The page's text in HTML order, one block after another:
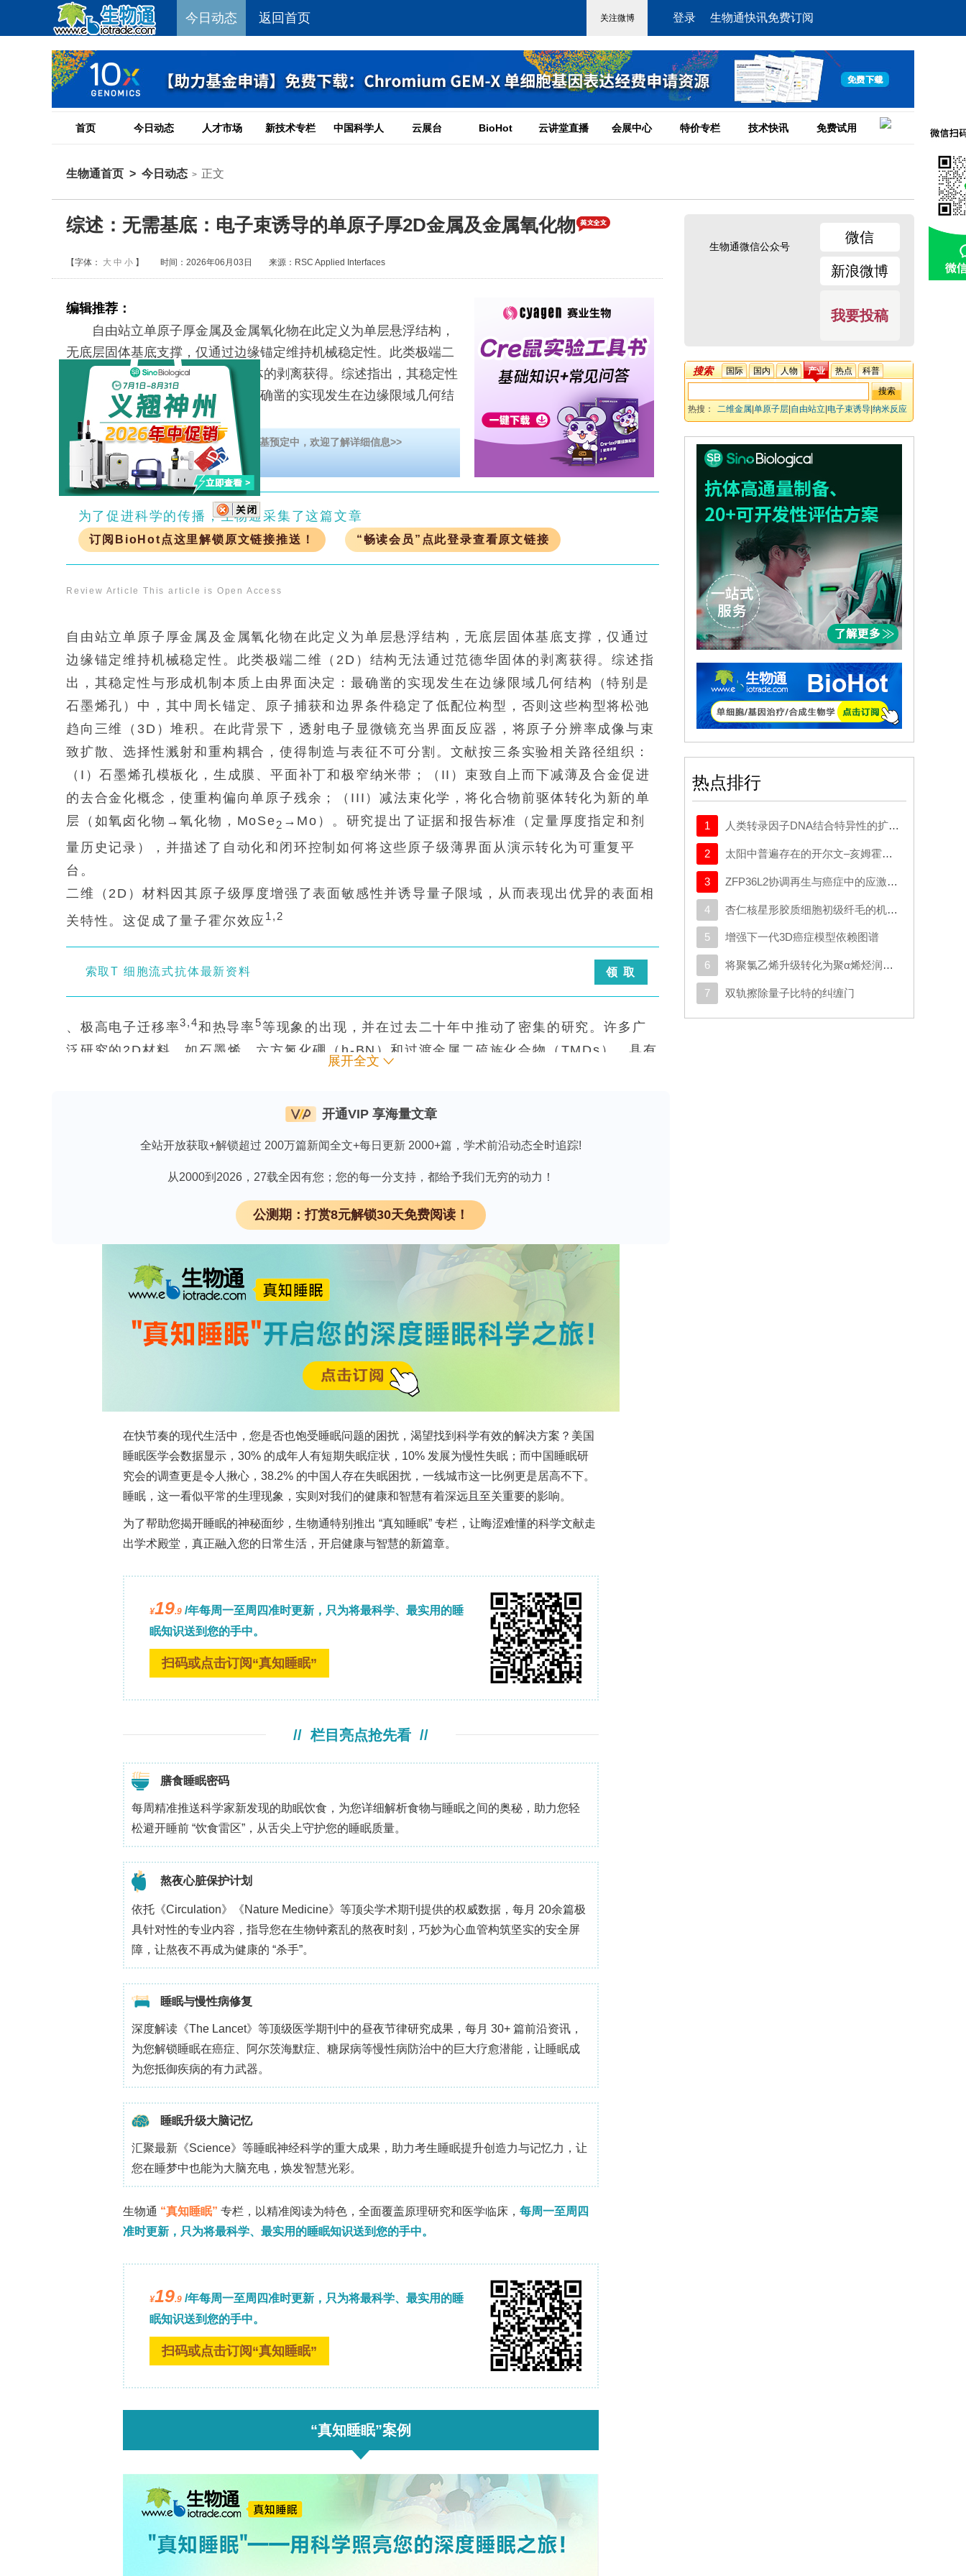
今日动态 返回首页 登录 生物通快讯免费订阅
首页 今日动态 人才市场 新技术专栏 中国科学人 云展台 BioHot 云讲堂直播 会展中心 特价专栏 技术快讯 免费试用
生物通首页 > 今日动态 > 正文
综述：无需基底：电子束诱导的单原子厚2D金属及金属氧化物
【字体： 大 中 小 】 时间：2026年06月03日 来源：RSC Applied Interfaces
编辑推荐：
自由站立单原子厚金属及金属氧化物在此定义为单层悬浮结构，
无底层固体基底支撑，仅通过边缘锚定维持机械稳定性。此类极端二
维（2D）结构无法通过范德华固体的剥离获得。综述指出，其稳定性
与形成机制本质上由界面决定：最确凿的实现发生在边缘限域几何结
构（特别是石墨烯孔）中
义翘神州StemVive人肺泡类器官扩增培养基预定中，欢迎了解详细信息>>
为了促进科学的传播，生物通采集了这篇文章
订阅BioHot点这里解锁原文链接推送！ “畅读会员”点此登录查看原文链接
Review Article This article is Open Access
自由站立单原子厚金属及金属氧化物在此定义为单层悬浮结构，无底层固体基底支撑，仅通过
边缘锚定维持机械稳定性。此类极端二维（2D）结构无法通过范德华固体的剥离获得。综述指
出，其稳定性与形成机制本质上由界面决定：最确凿的实现发生在边缘限域几何结构（特别是
石墨烯孔）中，其中周长锚定、原子捕获和边界条件稳定了低配位构型，否则这些构型将松弛
趋向三维（3D）堆积。在此背景下，透射电子显微镜充当界面反应器，将原子分辨率成像与束
致扩散、选择性溅射和重构耦合，使得制造与表征不可分割。文献按三条实验相关路径组织：
（I）石墨烯孔模板化，生成膜、平面补丁和极窄纳米带；（II）束致自上而下减薄及合金促进
的去合金化概念，使重构偏向单原子残余；（III）减法束化学，将化合物前驱体转化为新的单
层（如氧卤化物→氧化物，MoSe2 →Mo）。研究提出了证据和报告标准（定量厚度指定和剂
量历史记录），并描述了自动化和闭环控制如何将这些原子级薄界面从演示转化为可重复平
台。
二维（2D）材料因其原子级厚度增强了表面敏感性并诱导量子限域，从而表现出优异的表面相
关特性。这促成了量子霍尔效应 1,2
索取T 细胞流式抗体最新资料 领 取
、极高电子迁移率3,4和热导率5等现象的出现，并在过去二十年中推动了密集的研究。许多广
泛研究的2D材料，如石墨烯、六方氮化硼（h-BN）和过渡金属二硫族化合物（TMDs），具有
常倾向于三维（3D）密堆积结构，因此预计不会剥离形成稳定的2D形式。因此，大多数2D材
料研究历史上侧重于范德华固体。
对于真正的自由站立单原子厚金属和氧化物，电子显微镜不仅是成像平台，也是界面反应器：
电子束将能量和动量直接耦合到原子级薄样品中，其两个表面暴露（通常向真空），其周界由
界面（如石墨烯孔边缘）定义。在这种几何结构中，束流可以同时将形成、稳定瞬态构型和驱
动降解结合起来，因此机制清晰性和仔细报告辐照条件至关重要
。电子辐照（来自成像电
子束）可以通过几种途径影响样品，通常分为（i）弹性（碰撞）碰撞，可位移原子并引起溅
射，以及（ii）非弹性过程，包括电离/辐射分解、电子激发、静电充电和束致加热37；此外，
碳氢化合物污染和束致表面扩散强烈影响暴露界面处的结果
程被放大，因为几乎没有块体物质来耗散能量，且边缘、缺陷和界面提供低配位位点，使原子
重排变得容易。
在石墨烯孔模板化中，通常决定的活性区域是石墨烯-真空界面，特别是沿孔周长，其中束致迁
移和重构可以将吸附原子和团簇重组为悬浮膜。这种行为以在透射电子显微镜（TEM）辐照下
石墨烯孔内自由站立铁（Fe）膜的形成26为例。对于氧化物相关路径，束流既可以作为结构重
组者，也可以通过键断裂和脱附触发化学。在石墨烯孔系统中，电子辐照可以促进氧化锌
（ZnO）重排为悬浮在石墨烯孔中的类石墨烯（六边形）单层，反映出束致重构过程而非剥离
。在本征氧化物路径中，电子辐照可以诱导悬浮氧卤化物的选择性脱卤，随后晶格弛豫，在
扫描透射电子显微镜（STEM）条件下产生自由站立单层氧化物（MOX → MO）36
。在合金/
减薄方法中，相同的物理框架适用于选择性去除（通过碰撞/溅射）结合较弱的成分，从而留下
重构的单原子金属区域，同样受局部界面化学、缺陷密度和辐照剂量历史支配37,38
自由站立单原子厚2D金属膜在石墨烯孔中
石墨烯孔提供了一种罕见的实验几何结构，元素金属可以满足我们严格的自由站立定义：原子
级薄金属区域跨越开口而无底层固体基底，机械稳定性仅通过石墨烯边缘界面的周长锚定提
供。在这种设置中，孔周长作为界面定义的边界条件，（i）定位移动原子，（ii）约束面外弛
豫，以及（iii）稳定低配位金属构型，否则这些构型会发生面外致密化和3D聚集形成密堆积团
簇。因此，石墨烯孔中的单原子金属膜应被视为界面稳定、束辅助组装的相，而不是范德华单
层的剥离类似物
。
界面控制的束下组装
形成路径通常是耦合序列：（1）局部原子储层（吸附原子、纳米颗粒或分解前驱体）存在于石
墨烯上/附近；（2）电子辐照激活表面扩散和界面质量传输；（3）原子在孔周长被捕获，其中
与边缘位点的键合和几何限域降低了对2D配位的有效惩罚；（4）横向有序/重构产生跨越孔的
悬浮单层。在此状态下，束具有双重特征，即同时作为计量学（原子分辨率成像和光谱学）和
作为过程驱动器（扩散、键重排和元素选择性原子损失）。特别是当原子储层是化合物（如氧
化物）或合金时，电子辐照可以驱动选择性原子去除（优先溅射和/或束致脱附），将局部组成
向更抗辐照的成分移动，并促进界面转化（如CrO → Cr），随后在孔边缘重构为单层
这解释了为何可重现的形成需要在电压/剂量/剂量率和边缘条件下具有狭窄的操作窗口
铁和铬作为跨孔2D金属膜的典型代表
第一个广泛认可的实验证据是原位形成悬浮在石墨烯孔中的结晶单原子厚Fe膜26 。虽然存在理
论解释认为观察到的结构可能是石墨烯孔中稳定的二维铁碳化物相
，但原始研究中的电子能
量损失光谱（EELS）并未指示膜区域中存在碳，支持将其分配为金属Fe26。如图3（a–e）所
示，石墨烯-真空界面处的移动Fe原子/团簇重组为有序的跨孔晶格。该研究确立了单原子厚自
分析，以及实验微照片与图像模拟之间归一化强度分布的定量比较，以确认单层而非多层堆叠
。一个关键的扩展是单原子厚Cr膜，也是在石墨烯孔中形成的，并通过图像模拟和密度泛函
理论（DFT）（包括反铁磁基态）支持，说明孔模板化膜可以作为内在2D金属和潜在的自旋相
关物理的平台，在原子极限下39。图3（f–h）中的Cr示例还强调，光谱学和模拟通常结合使用
以支持元素分配和单层厚度。机制上，Cr进一步强调孔模板化膜可以将几何稳定与束enabled
。孔模板化家族最近扩展到了这些早期过渡金属代表之外。
图3（i–l）展示了在石墨烯孔内生长的悬浮锆（Zr）膜小岛，表明孔中的界面定义组装可以产
生稳定的单原子2D域，用于其他金属，并强化石墨烯孔作为通用纳米反应器的作用，其中原子
供应、边缘锚定和辐照历史共同决定可访问的2D金属结果 41。
自由站立氧化物膜在石墨烯孔中：重构、化学计量和界面稳定
展开全文
开通VIP 享海量文章
全站开放获取+解锁超过 200万篇新闻全文+每日更新 2000+篇，学术前沿动态全时追踪!
从2000到2026，27载全因有您；您的每一分支持，都给予我们无穷的动力！
公测期：打赏8元解锁30天免费阅读！
生物通微信公众号
微信
新浪微博
我要投稿
搜索 国际 国内 人物 产业 热点 科普
热搜： 二维金属 单原子层 自由站立 电子束诱导 纳米反应
热点排行
1 人类转录因子DNA结合特异性的扩展密码本
2 太阳中普遍存在的开尔文–亥姆霍兹不稳定性驱动等离子体混合
3 ZFP36L2协调再生与癌症中的应激适应性可塑性
4 杏仁核星形胶质细胞初级纤毛的机制与应激行为密切相关。
5 增强下一代3D癌症模型依赖图谱
6 将聚氯乙烯升级转化为聚α烯烃润滑剂
7 双轨擦除量子比特的纠缠门